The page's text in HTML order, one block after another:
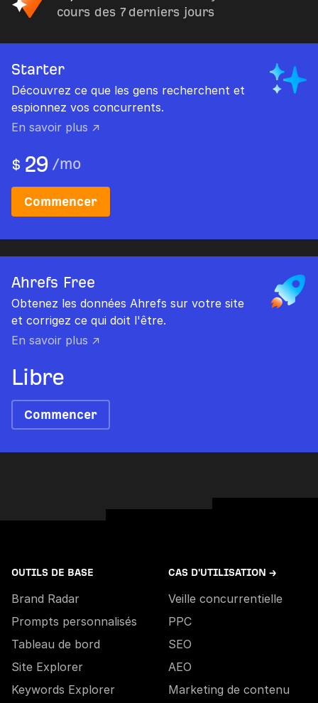
cours des 7 derniers jours
Starter
Découvrez ce que les gens recherchent et
espionnez vos concurrents.
En savoir plus ↗
$ 29 /mo
Commencer
Ahrefs Free
Obtenez les données Ahrefs sur votre site
et corrigez ce qui doit l'être.
En savoir plus ↗
Libre
Commencer
OUTILS DE BASE
Brand Radar
Prompts personnalisés
Tableau de bord
Site Explorer
Keywords Explorer
CAS D'UTILISATION →
Veille concurrentielle
PPC
SEO
AEO
Marketing de contenu